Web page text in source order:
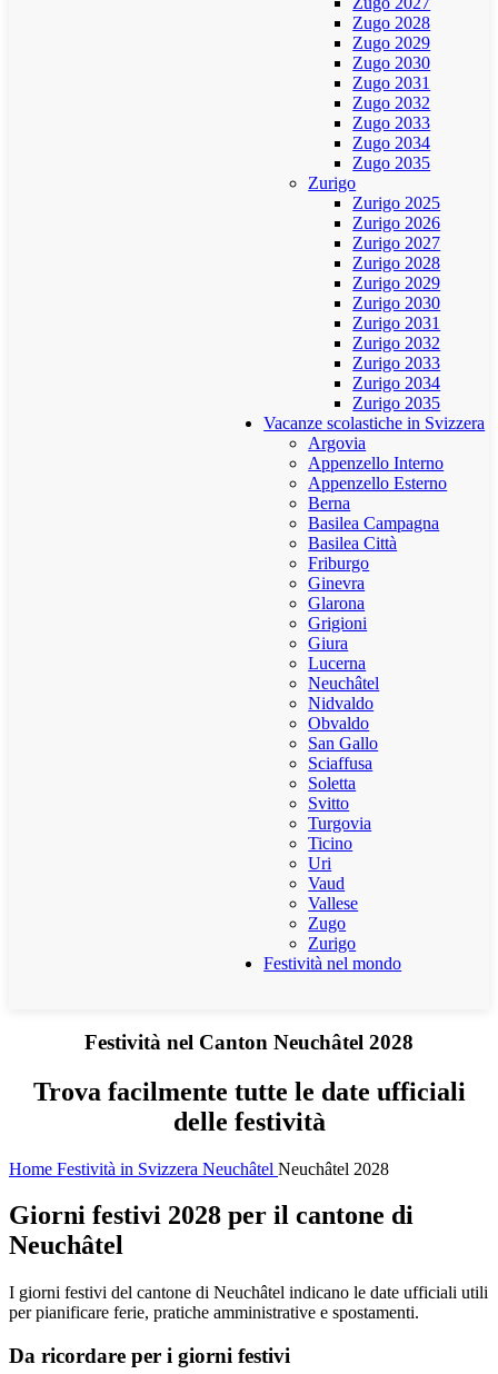
Zugo 2028
Zugo 2029
Zugo 2030
Zugo 2031
Zugo 2032
Zugo 2033
Zugo 2034
Zugo 2035
Zurigo
Zurigo 2025
Zurigo 2026
Zurigo 2027
Zurigo 2028
Zurigo 2029
Zurigo 2030
Zurigo 2031
Zurigo 2032
Zurigo 2033
Zurigo 2034
Zurigo 2035
Vacanze scolastiche in Svizzera
Argovia
Appenzello Interno
Appenzello Esterno
Berna
Basilea Campagna
Basilea Città
Friburgo
Ginevra
Glarona
Grigioni
Giura
Lucerna
Neuchâtel
Nidvaldo
Obvaldo
San Gallo
Sciaffusa
Soletta
Svitto
Turgovia
Ticino
Uri
Vaud
Vallese
Zugo
Zurigo
Festività nel mondo
Festività nel Canton Neuchâtel 2028
Trova facilmente tutte le date ufficiali
delle festività
Home Festività in Svizzera Neuchâtel Neuchâtel 2028
Giorni festivi 2028 per il cantone di
Neuchâtel
I giorni festivi del cantone di Neuchâtel indicano le date ufficiali utili
per pianificare ferie, pratiche amministrative e spostamenti.
Da ricordare per i giorni festivi